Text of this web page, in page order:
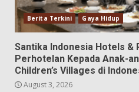
Berita Terkini Gaya Hidup
Santika Indonesia Hotels &
Perhotelan Kepada Anak-
Children’s Villages di
August 3, 2026